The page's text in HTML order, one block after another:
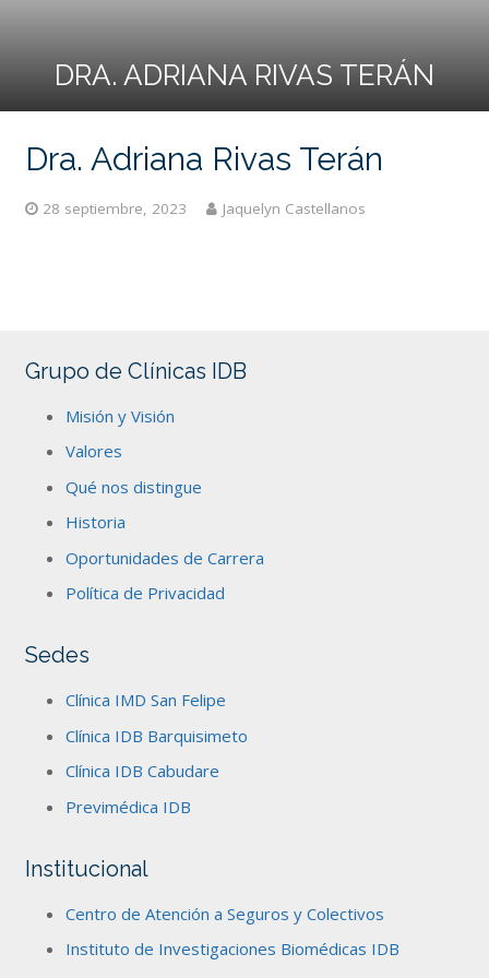
DRA. ADRIANA RIVAS TERÁN
Dra. Adriana Rivas Terán
28 septiembre, 2023 Jaquelyn Castellanos
Grupo de Clínicas IDB
Misión y Visión
Valores
Qué nos distingue
Historia
Oportunidades de Carrera
Política de Privacidad
Sedes
Clínica IMD San Felipe
Clínica IDB Barquisimeto
Clínica IDB Cabudare
Previmédica IDB
Institucional
Centro de Atención a Seguros y Colectivos
Instituto de Investigaciones Biomédicas IDB